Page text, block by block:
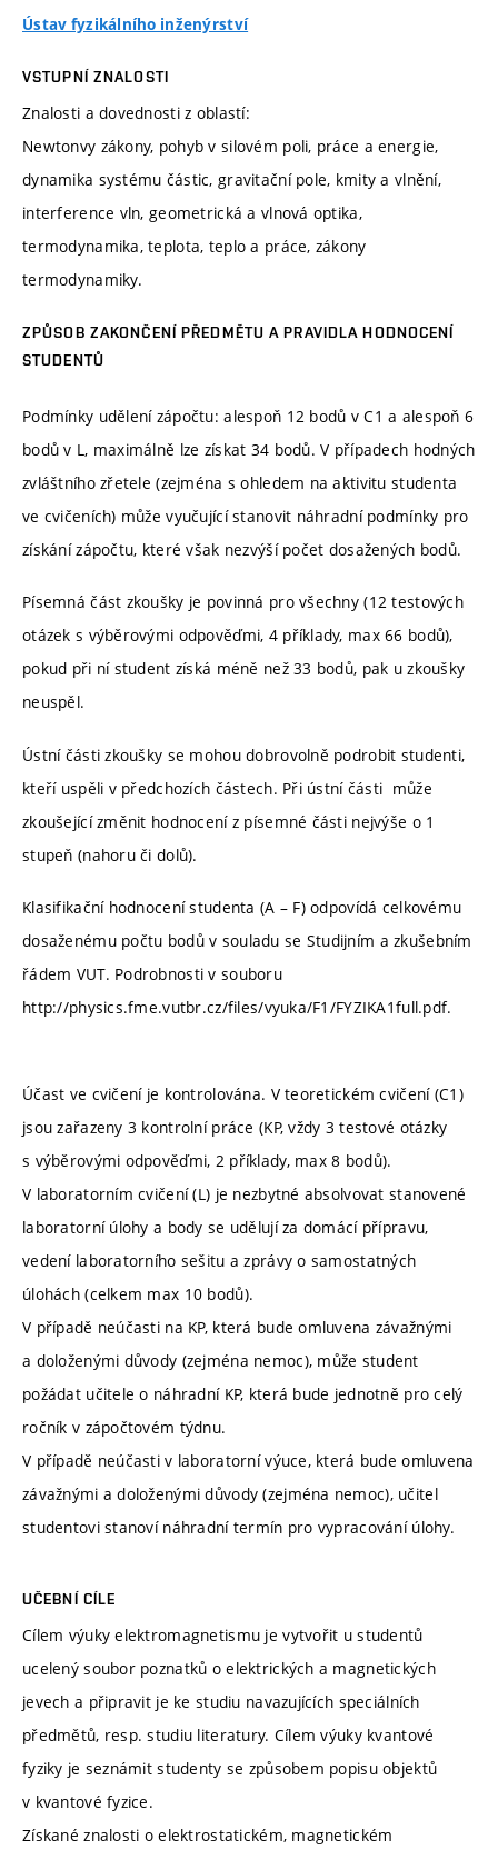
Ústav fyzikálního inženýrství
VSTUPNÍ ZNALOSTI
Znalosti a dovednosti z oblastí:
Newtonvy zákony, pohyb v silovém poli, práce a energie,
dynamika systému částic, gravitační pole, kmity a vlnění,
interference vln, geometrická a vlnová optika,
termodynamika, teplota, teplo a práce, zákony
termodynamiky.
ZPŮSOB ZAKONČENÍ PŘEDMĚTU A PRAVIDLA HODNOCENÍ
STUDENTŮ
Podmínky udělení zápočtu: alespoň 12 bodů v C1 a alespoň 6
bodů v L, maximálně lze získat 34 bodů. V případech hodných
zvláštního zřetele (zejména s ohledem na aktivitu studenta
ve cvičeních) může vyučující stanovit náhradní podmínky pro
získání zápočtu, které však nezvýší počet dosažených bodů.
Písemná část zkoušky je povinná pro všechny (12 testových
otázek s výběrovými odpověďmi, 4 příklady, max 66 bodů),
pokud při ní student získá méně než 33 bodů, pak u zkoušky
neuspěl.
Ústní části zkoušky se mohou dobrovolně podrobit studenti,
kteří uspěli v předchozích částech. Při ústní části může
zkoušející změnit hodnocení z písemné části nejvýše o 1
stupeň (nahoru či dolů).
Klasifikační hodnocení studenta (A – F) odpovídá celkovému
dosaženému počtu bodů v souladu se Studijním a zkušebním
řádem VUT. Podrobnosti v souboru
http://physics.fme.vutbr.cz/files/vyuka/F1/FYZIKA1full.pdf.
Účast ve cvičení je kontrolována. V teoretickém cvičení (C1)
jsou zařazeny 3 kontrolní práce (KP, vždy 3 testové otázky
s výběrovými odpověďmi, 2 příklady, max 8 bodů).
V laboratorním cvičení (L) je nezbytné absolvovat stanovené
laboratorní úlohy a body se udělují za domácí přípravu,
vedení laboratorního sešitu a zprávy o samostatných
úlohách (celkem max 10 bodů).
V případě neúčasti na KP, která bude omluvena závažnými
a doloženými důvody (zejména nemoc), může student
požádat učitele o náhradní KP, která bude jednotně pro celý
ročník v zápočtovém týdnu.
V případě neúčasti v laboratorní výuce, která bude omluvena
závažnými a doloženými důvody (zejména nemoc), učitel
studentovi stanoví náhradní termín pro vypracování úlohy.
UČEBNÍ CÍLE
Cílem výuky elektromagnetismu je vytvořit u studentů
ucelený soubor poznatků o elektrických a magnetických
jevech a připravit je ke studiu navazujících speciálních
předmětů, resp. studiu literatury. Cílem výuky kvantové
fyziky je seznámit studenty se způsobem popisu objektů
v kvantové fyzice.
Získané znalosti o elektrostatickém, magnetickém